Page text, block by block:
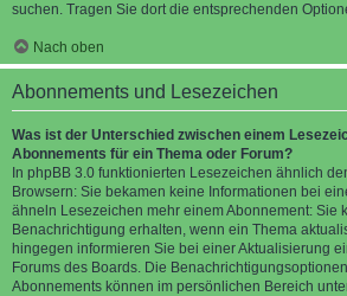
suchen. Tragen Sie dort die entsprechenden
Nach oben
Abonnements und Lesezeichen
Was ist der Unterschied zwischen einem
Abonnements für ein Thema oder Forum?
In phpBB 3.0 funktionierten Lesezeichen ähnlich
Browsern: Sie bekamen keine Informationen bei
ähneln Lesezeichen mehr einem Abonnement: Sie
Benachrichtigung erhalten, wenn ein Thema
hingegen informieren Sie bei einer Aktualisierung
Forums des Boards. Die
Abonnements können im persönlichen Bereich